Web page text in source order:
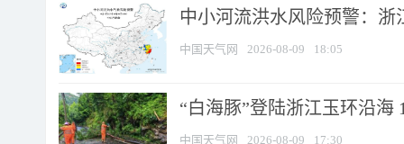
中小河流洪水风险预警：
中国天气网 2026-08-09 18:05
“白海豚”登陆浙江玉环沿海
中国天气网 2026-08-09 17:30